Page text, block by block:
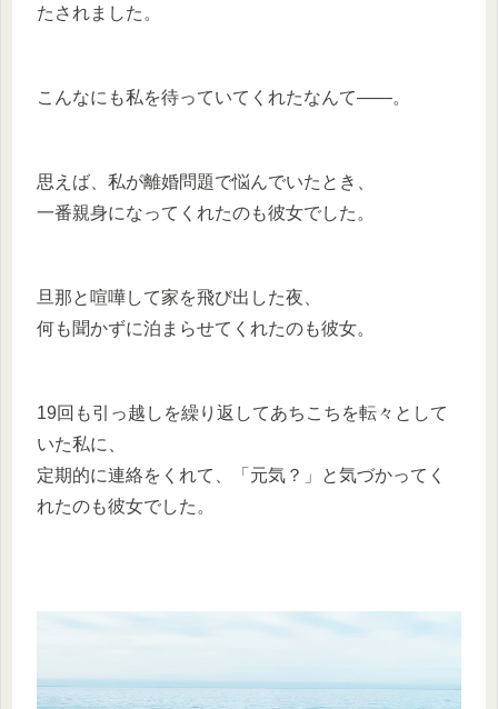
たされました。
こんなにも私を待っていてくれたなんて——。
思えば、私が離婚問題で悩んでいたとき、
一番親身になってくれたのも彼女でした。
旦那と喧嘩して家を飛び出した夜、
何も聞かずに泊まらせてくれたのも彼女。
19回も引っ越しを繰り返してあちこちを転々として
いた私に、
定期的に連絡をくれて、「元気？」と気づかってく
れたのも彼女でした。